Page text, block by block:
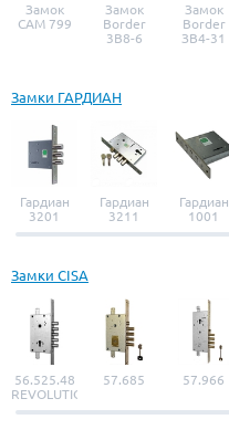
Замок
САМ 799
Замок
Border
3B8-6
Замок
Border
ЗВ4-31
Замки ГАРДИАН
Гардиан
3201
Гардиан
3211
Гардиан
1001
Замки CISA
56.525.48
REVOLUTION
57.685 57.966